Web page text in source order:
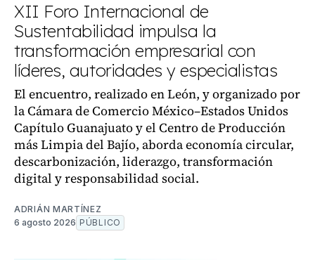
XII Foro Internacional de
Sustentabilidad impulsa la
transformación empresarial con
líderes, autoridades y especialistas
El encuentro, realizado en León, y organizado por
la Cámara de Comercio México–Estados Unidos
Capítulo Guanajuato y el Centro de Producción
más Limpia del Bajío, aborda economía circular,
descarbonización, liderazgo, transformación
digital y responsabilidad social.
ADRIÁN MARTÍNEZ
6 agosto 2026 PÚBLICO